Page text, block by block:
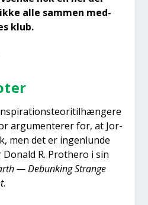
alle sam­men med­
klub.
argu­men­te­rer for, at Jor­
men det er ingen­lun­de
R. Pro­t­hero i sin
— Debunking Stran­ge
.